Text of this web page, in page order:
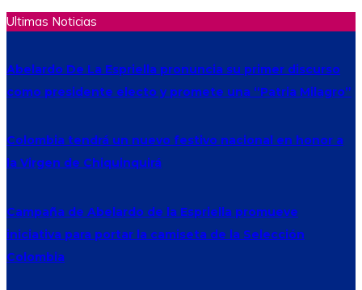
Ultimas Noticias
Abelardo De La Espriella pronuncia su primer discurso
como presidente electo y promete una “Patria Milagro”
Colombia tendrá un nuevo festivo nacional en honor a
la Virgen de Chiquinquirá
Campaña de Abelardo de la Espriella promueve
iniciativa para portar la camiseta de la Selección
Colombia